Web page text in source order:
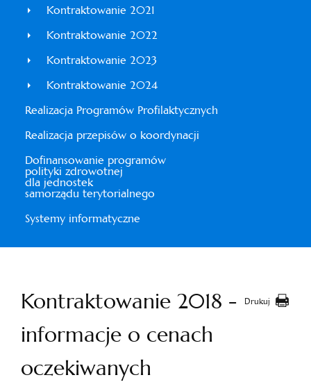
Kontraktowanie 2021
Kontraktowanie 2022
Kontraktowanie 2023
Kontraktowanie 2024
Realizacja Programów Profilaktycznych
Realizacja przepisów o koordynacji
Dofinansowanie programów
polityki zdrowotnej
dla jednostek
samorządu terytorialnego
Systemy informatyczne
Drukuj
Kontraktowanie 2018 -
informacje o cenach
oczekiwanych